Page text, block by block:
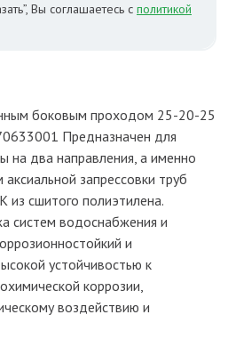
Вы соглашаетесь с политикой
боковым проходом 25-20-25
Предназначен для
на два направления, а именно
запрессовки труб
из сшитого полиэтилена.
систем водоснабжения и
и
устойчивостью к
коррозии,
воздействию и